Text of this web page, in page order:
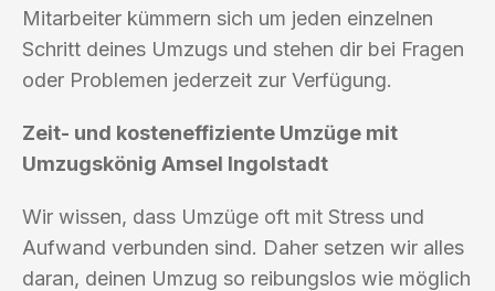
Mitarbeiter kümmern sich um jeden einzelnen
Schritt deines Umzugs und stehen dir bei Fragen
oder Problemen jederzeit zur Verfügung.
Zeit- und kosteneffiziente Umzüge mit
Umzugskönig Amsel Ingolstadt
Wir wissen, dass Umzüge oft mit Stress und
Aufwand verbunden sind. Daher setzen wir alles
daran, deinen Umzug so reibungslos wie möglich